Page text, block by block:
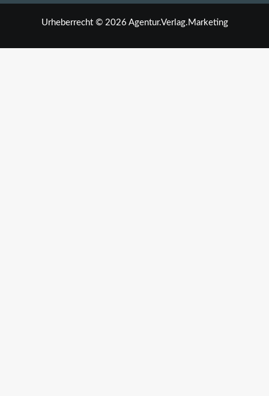
Urheberrecht © 2026 Agentur.Verlag.Marketing